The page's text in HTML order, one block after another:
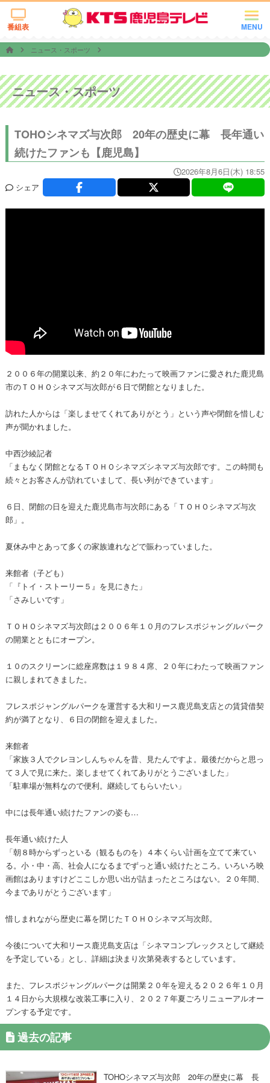
MENU
番組表
ニュース・スポーツ
ニュース・スポーツ
TOHOシネマズ与次郎 20年の歴史に幕 長年通い
続けたファンも【鹿児島】
2026年8月6日(木) 18:55
シェア
２００６年の開業以来、約２０年にわたって映画ファンに愛された鹿児島
市のＴＯＨＯシネマズ与次郎が６日で閉館となりました。
訪れた人からは「楽しませてくれてありがとう」という声や閉館を惜しむ
声が聞かれました。
中西沙綾記者
「まもなく閉館となるＴＯＨＯシネマズシネマズ与次郎です。この時間も
続々とお客さんが訪れていまして、長い列ができています」
６日、閉館の日を迎えた鹿児島市与次郎にある「ＴＯＨＯシネマズ与次
郎」。
夏休み中とあって多くの家族連れなどで賑わっていました。
来館者（子ども）
「『トイ・ストーリー５』を見にきた」
「さみしいです」
ＴＯＨＯシネマズ与次郎は２００６年１０月のフレスポジャングルパーク
の開業とともにオープン。
１０のスクリーンに総座席数は１９８４席、２０年にわたって映画ファン
に親しまれてきました。
フレスポジャングルパークを運営する大和リース鹿児島支店との賃貸借契
約が満了となり、６日の閉館を迎えました。
来館者
「家族３人でクレヨンしんちゃんを昔、見たんですよ。最後だからと思っ
て３人で見に来た。楽しませてくれてありがとうございました」
「駐車場が無料なので便利。継続してもらいたい」
中には長年通い続けたファンの姿も…
長年通い続けた人
「朝８時からずっといる（観るものを）４本くらい計画を立てて来てい
る。小・中・高、社会人になるまでずっと通い続けたところ。いろいろ映
画館はありますけどここしか思い出が詰まったところはない。２０年間、
今までありがとうございます」
惜しまれながら歴史に幕を閉じたＴＯＨＯシネマズ与次郎。
今後について大和リース鹿児島支店は「シネマコンプレックスとして継続
を予定している」とし、詳細は決まり次第発表するとしています。
また、フレスポジャングルパークは開業２０年を迎える２０２６年１０月
１４日から大規模な改装工事に入り、２０２７年夏ごろリニューアルオー
プンする予定です。
過去の記事
TOHOシネマズ与次郎 20年の歴史に幕 長